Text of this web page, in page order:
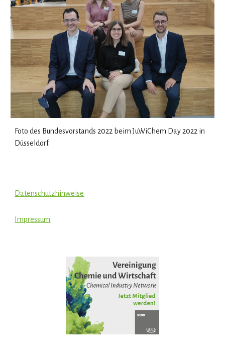
Foto des Bundesvorstands 2022 beim JuWiChem Day 2022 in
Düsseldorf.
Datenschutzhinweise
Impressum